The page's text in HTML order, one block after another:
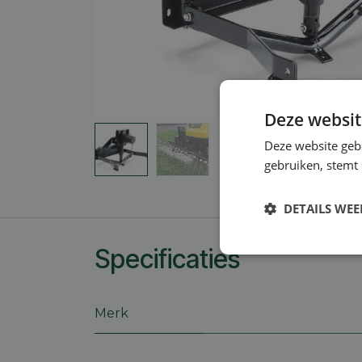
Specificaties
Merk
Deze
Deze website
gebruiken,
DETAILS
Strikt